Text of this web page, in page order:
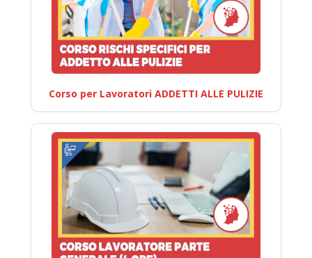
Corso per Lavoratori ADDETTI ALLE PULIZIE